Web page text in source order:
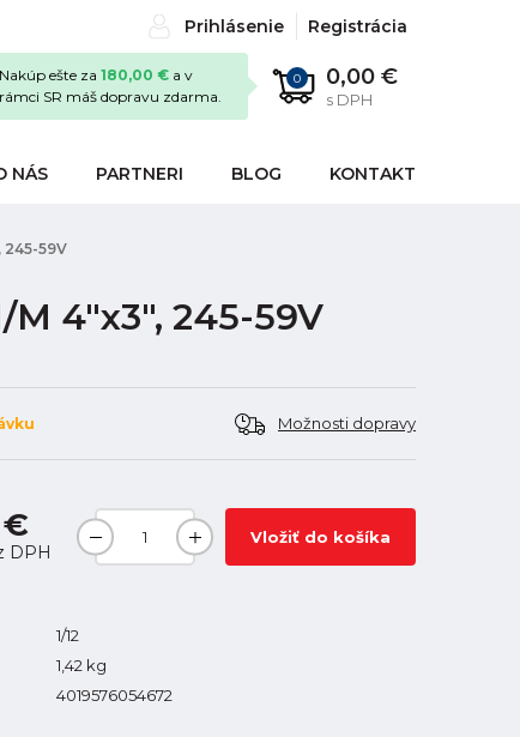
Prihlásenie Registrácia
0 0,00 €
s DPH
Nakúp ešte za 180,00 € a v
rámci SR máš dopravu zdarma.
NÁS PARTNERI BLOG KONTAKT
245-59V
4"x3", 245-59V
Možnosti dopravy
€
DPH
Vložiť do košíka
1/12
1,42 kg
4019576054672